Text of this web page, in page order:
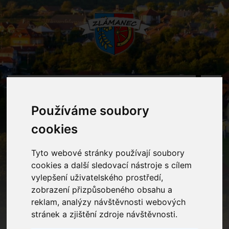
Používáme soubory
cookies
Tyto webové stránky používají soubory
cookies a další sledovací nástroje s cílem
vylepšení uživatelského prostředí,
zobrazení přizpůsobeného obsahu a
reklam, analýzy návštěvnosti webových
stránek a zjištění zdroje návštěvnosti.
Oznámení
Home Oznámení EKO den v Uherském Hradišti
EKO den v Uherském Hradišti
Mezinárodní ekologický festival Týká se to také